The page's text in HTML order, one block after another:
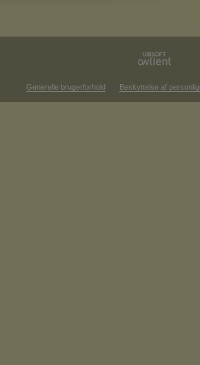
Generelle brugerforhold Beskyttelse af